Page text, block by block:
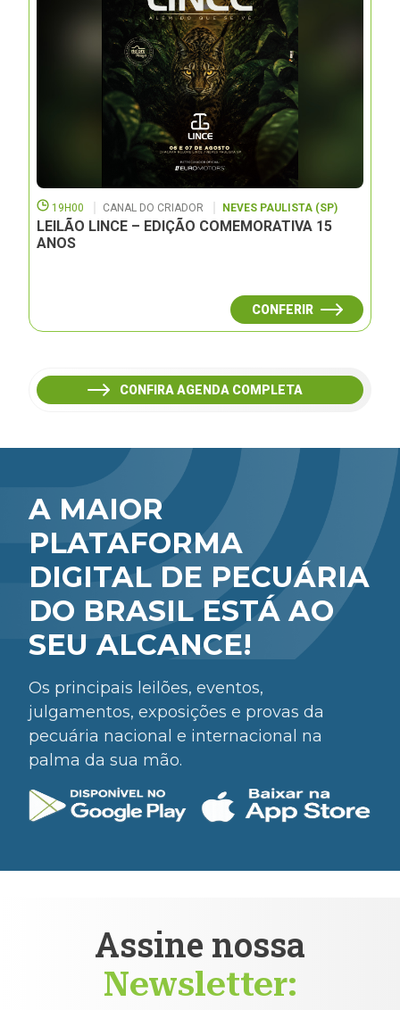
19H00 CANAL DO CRIADOR NEVES PAULISTA (SP)
LEILÃO LINCE – EDIÇÃO COMEMORATIVA 15
ANOS
CONFERIR
CONFIRA AGENDA COMPLETA
A MAIOR
PLATAFORMA
DIGITAL DE PECUÁRIA
DO BRASIL ESTÁ AO
SEU ALCANCE!
Os principais leilões, eventos,
julgamentos, exposições e provas da
pecuária nacional e internacional na
palma da sua mão.
Assine nossa
Newsletter: